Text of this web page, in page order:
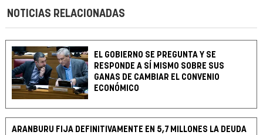
NOTICIAS RELACIONADAS
EL GOBIERNO SE PREGUNTA Y SE
RESPONDE A SÍ MISMO SOBRE SUS
GANAS DE CAMBIAR EL CONVENIO
ECONÓMICO
ARANBURU FIJA DEFINITIVAMENTE EN 5,7 MILLONES LA DEUDA